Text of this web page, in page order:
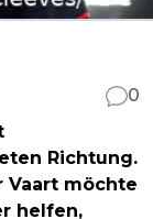
0
Richtung.
Vaart möchte
helfen,